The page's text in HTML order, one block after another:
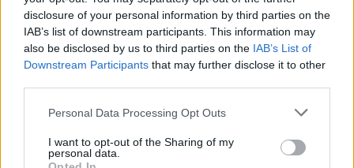
disclosure of your personal information by third parties on the
IAB’s list of downstream participants. This information may
also be disclosed by us to third parties on the IAB’s List of
Downstream Participants that may further disclose it to other
Please note that this website/app uses one or more Google
not limited to your visit or usage behaviour. You may click to
grant or deny consent to Google and its third-party tags to
Personal Data Processing Opt Outs
I want to opt-out of the Sharing of my
personal data.
A kormány tehát alaposan mérlegelni fogja, hogy a 14. havi
nyugdíj fenntartható-e a jövőben, és hogyan lehet biztosítani
Emellett a 14. havi nyugdíj bevezetése más szociális
juttatások, például a családtámogatások vagy más szociális
programok csökkentésével is járhat, így fontos, hogy a